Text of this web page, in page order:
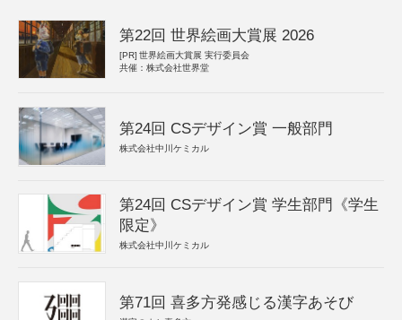
第22回 世界絵画大賞展 2026
[PR] 世界絵画大賞展 実行委員会
共催：株式会社世界堂
第24回 CSデザイン賞 一般部門
株式会社中川ケミカル
第24回 CSデザイン賞 学生部門《学生
限定》
株式会社中川ケミカル
第71回 喜多方発感じる漢字あそび